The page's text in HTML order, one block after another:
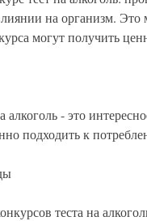
на организм. Это
могут получить
алкоголь - это
подходить к
теста на